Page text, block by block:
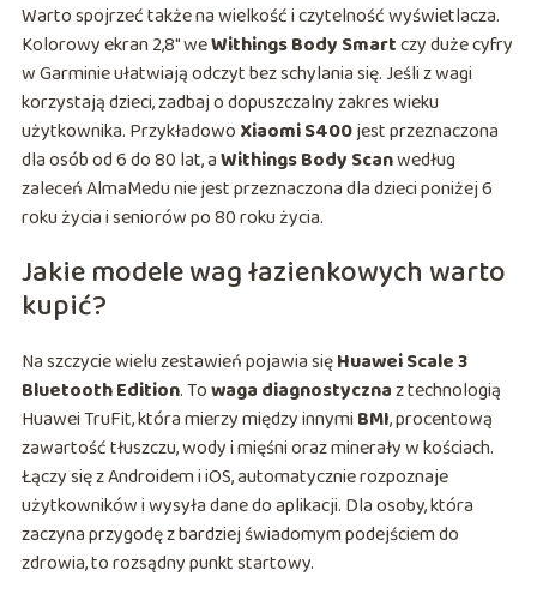
Warto spojrzeć także na wielkość i czytelność wyświetlacza.
Kolorowy ekran 2,8″ weWithings Body Smartczy duże cyfry
w Garminie ułatwiają odczyt bez schylania się. Jeśli z wagi
korzystają dzieci, zadbaj o dopuszczalny zakres wieku
użytkownika. Przykładowo Xiaomi S400jest przeznaczona
dla osób od 6 do 80 lat, aWithings Body Scanwedług
zaleceń AlmaMedu nie jest przeznaczona dla dzieci poniżej 6
roku życia i seniorów po 80 roku życia.
Jakie modele wag łazienkowych warto
kupić?
Na szczycie wielu zestawień pojawia sięHuawei Scale 3
Bluetooth Edition. Towaga diagnostycznaz technologią
Huawei TruFit, która mierzy między innymi BMI, procentową
zawartość tłuszczu, wody i mięśni oraz minerały w kościach.
Łączy się z Androidem i iOS, automatycznie rozpoznaje
użytkowników i wysyła dane do aplikacji. Dla osoby, która
zaczyna przygodę z bardziej świadomym podejściem do
zdrowia, to rozsądny punkt startowy.